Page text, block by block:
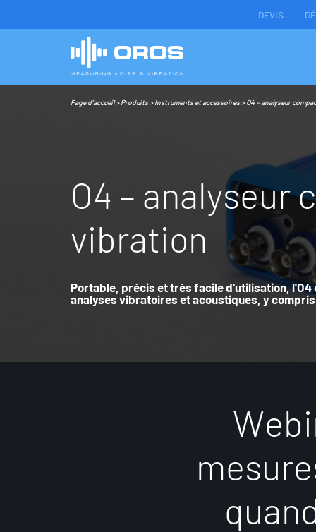
DEVIS
Page d’accueil>Produits>Instruments et accessoires>O4 – analyseur
O4 – analyseurc
vibration
Portable, précis et très facile d'utilisation,
analyses vibratoires et acoustiques, y
Webi
mesure
quan